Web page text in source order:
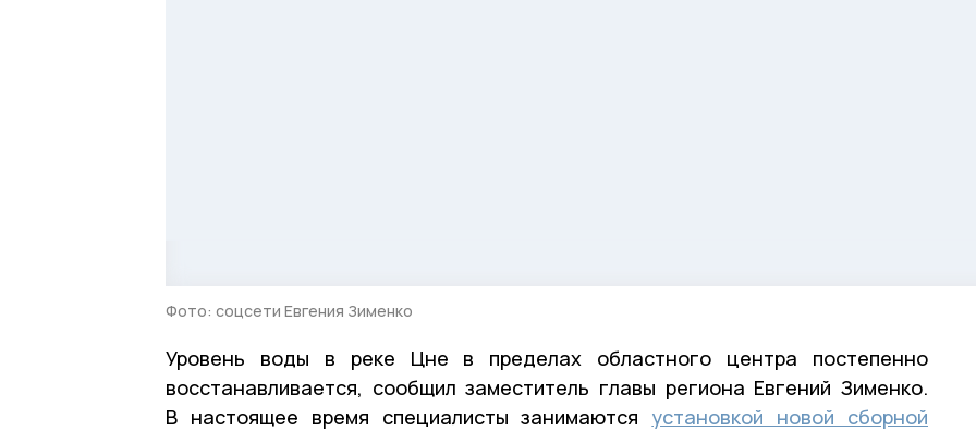
Фото: соцсети Евгения Зименко
Уровень воды в реке Цне в пределах областного центра постепенно
восстанавливается, сообщил заместитель главы региона Евгений Зименко.
В настоящее время специалисты занимаются установкой новой сборной